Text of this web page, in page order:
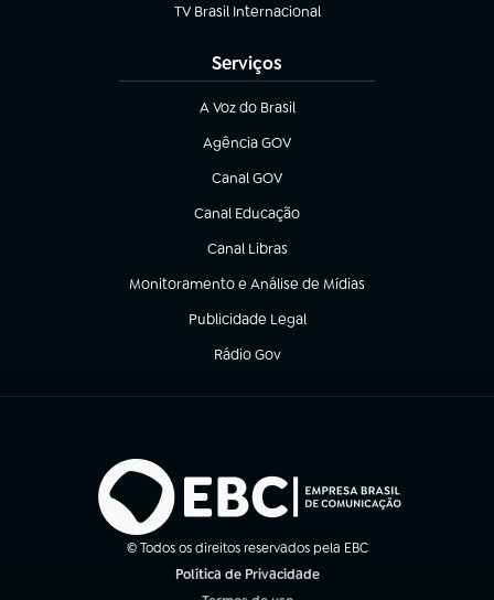
TV Brasil Internacional
(abre em nova aba)
Serviços
A Voz do Brasil
(abre em nova aba)
Agência GOV
(abre em nova aba)
Canal GOV
(abre em nova aba)
Canal Educação
(abre em nova aba)
Canal Libras
(abre em nova aba)
Monitoramento e Análise de Mídias
(abre em nova aba)
Publicidade Legal
(abre em nova aba)
Rádio Gov
(abre em nova aba)
© Todos os direitos reservados pela EBC
Política de Privacidade